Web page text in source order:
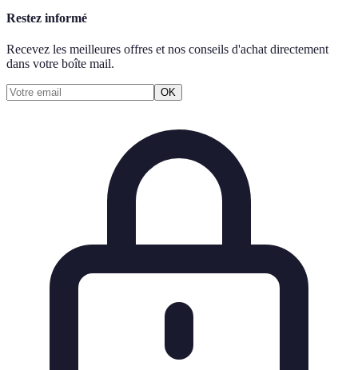
Restez informé
Recevez les meilleures offres et nos conseils d'achat directement
dans votre boîte mail.
OK